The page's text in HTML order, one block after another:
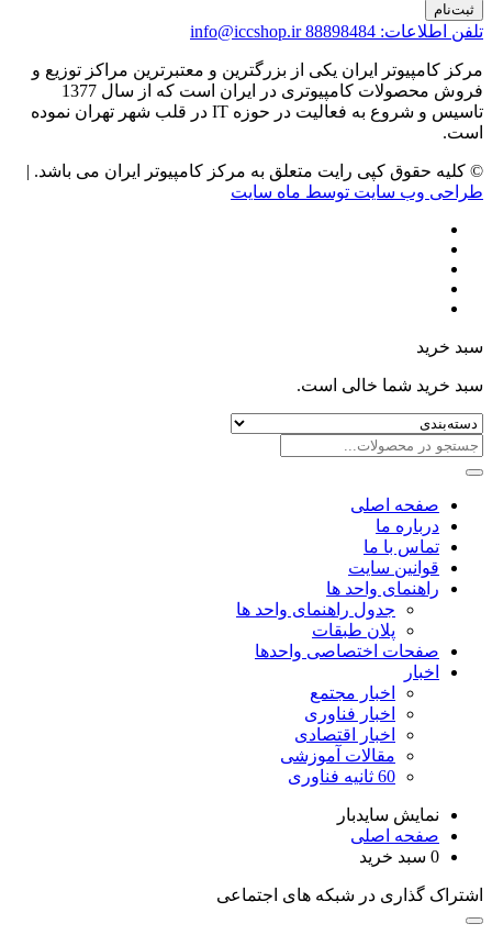
ثبت‌نام
تلفن اطلاعات: 88898484 info@iccshop.ir
مرکز کامپیوتر ایران یکی از بزرگترین و معتبرترین مراکز توزیع و
فروش محصولات کامپیوتری در ایران است که از سال 1377
تاسیس و شروع به فعالیت در حوزه IT در قلب شهر تهران نموده
است.
© کلیه حقوق کپی رایت متعلق به مرکز کامپیوتر ایران می باشد. |
طراحی وب سایت توسط ماه سایت
سبد خرید
سبد خرید شما خالی است.
صفحه اصلی
درباره ما
تماس با ما
قوانین سایت
راهنمای واحد ها
جدول راهنمای واحد ها
پلان طبقات
صفحات اختصاصی واحدها
اخبار
اخبار مجتمع
اخبار فناوری
اخبار اقتصادی
مقالات آموزشی
60 ثانیه فناوری
نمایش سایدبار
صفحه اصلی
0 سبد خرید
اشتراک گذاری در شبکه های اجتماعی